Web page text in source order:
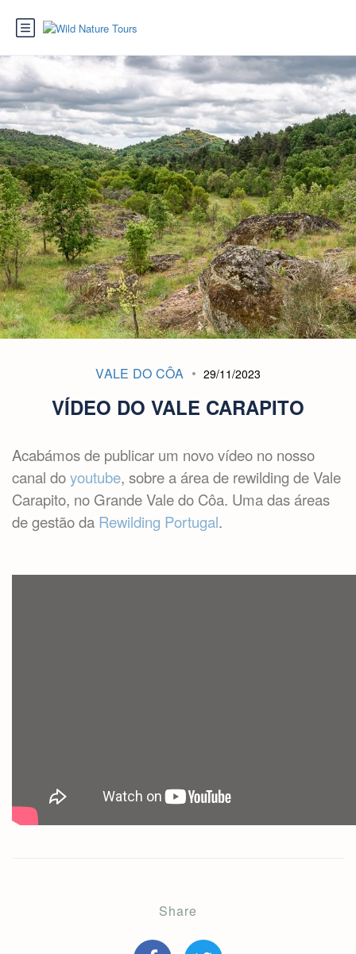
VALE DO CÔA 29/11/2023
VÍDEO DO VALE CARAPITO
Acabámos de publicar um novo vídeo no nosso
canal doyoutube, sobre a área de rewilding de Vale
Carapito, no Grande Vale do Côa. Uma das áreas
de gestão da Rewilding Portugal.
Share